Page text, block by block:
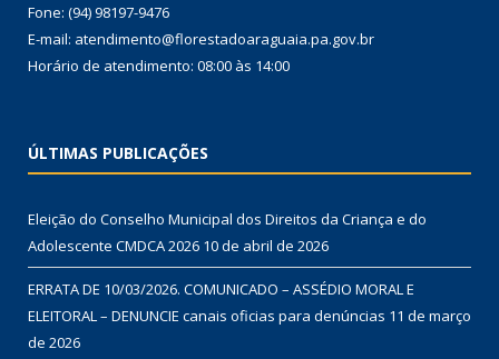
Fone: (94) 98197-9476
E-mail: atendimento@florestadoaraguaia.pa.gov.br
Horário de atendimento: 08:00 às 14:00
ÚLTIMAS PUBLICAÇÕES
Eleição do Conselho Municipal dos Direitos da Criança e do
Adolescente CMDCA 2026 10 de abril de 2026
ERRATA DE 10/03/2026. COMUNICADO – ASSÉDIO MORAL E
ELEITORAL – DENUNCIE canais oficias para denúncias 11 de março
de 2026